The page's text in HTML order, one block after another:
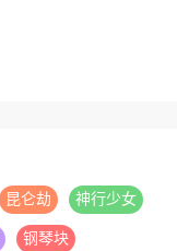
昆仑劫 神行少女
钢琴块